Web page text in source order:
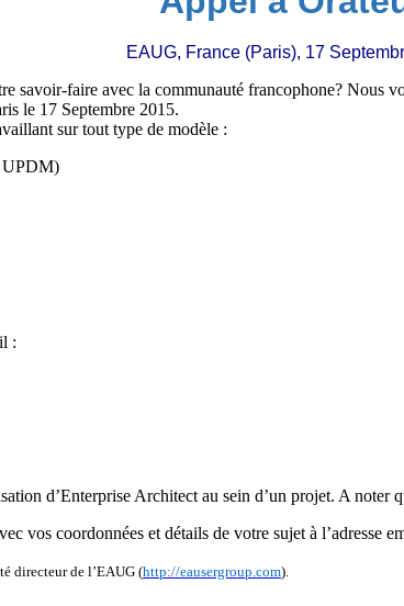
EAUG, France (Paris), 17
savoir-faire avec la communauté francophone? Nous
le 17 Septembre 2015.
sur tout type de modèle :
UPDM)
:
d’Enterprise Architect au sein d’un projet. A noter
vos coordonnées et détails de votre sujet à l’adresse
directeur de l’EAUG (http://eausergroup.com).